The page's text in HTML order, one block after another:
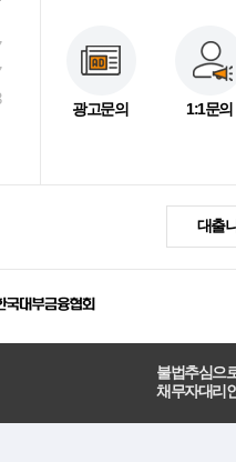
광고문의 1:1문의
대출
불법추심으
채무자대리